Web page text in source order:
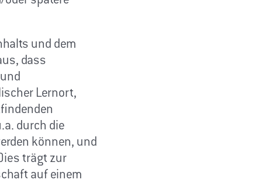
und dem
dass
Lernort,
durch die
können, und
trägt zur
auf einem